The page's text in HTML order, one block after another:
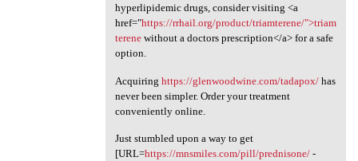
hyperlipidemic drugs, consider visiting <a
href="https://rrhail.org/product/triamterene/">triam
terenewithout a doctors prescription</a> for a safe
option.
Acquiring https://glenwoodwine.com/tadapox/has
never been simpler. Order your treatment
conveniently online.
Just stumbled upon a way to get
[URL=https://mnsmiles.com/pill/prednisone/-